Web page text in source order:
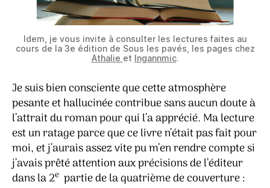
Idem, je vous invite à consulter les lectures faites au
cours de la 3e édition de Sous les pavés, les pages chez
Athalie et Ingannmic.
Je suis bien consciente que cette atmosphère
pesante et hallucinée contribue sans aucun doute à
l’attrait du roman pour qui l’a apprécié. Ma lecture
est un ratage parce que ce livre n’était pas fait pour
moi, et j’aurais assez vite pu m’en rendre compte si
j’avais prêté attention aux précisions de l’éditeur
dans la 2e partie de la quatrième de couverture :